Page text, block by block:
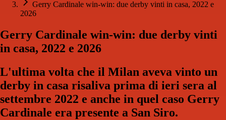
Gerry Cardinale win-win: due derby vinti in casa, 2022 e
2026
Gerry Cardinale win-win: due derby vinti
in casa, 2022 e 2026
L'ultima volta che il Milan aveva vinto un
derby in casa risaliva prima di ieri sera al
settembre 2022 e anche in quel caso Gerry
Cardinale era presente a San Siro.